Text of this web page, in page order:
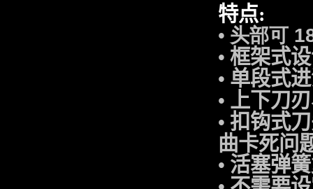
特点:
• 头部可
• 框架式
• 单段式
• 上下刀
• 扣钩式
曲卡死问
• 活塞弹